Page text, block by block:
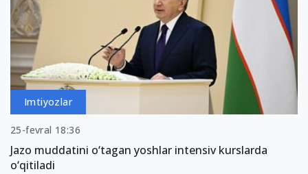
Imtiyozlar
25-fevral 18:36
Jazo muddatini o‘tagan yoshlar intensiv kurslarda
o‘qitiladi